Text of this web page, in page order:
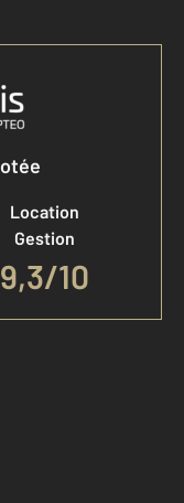
Location
Gestion
9,3/10